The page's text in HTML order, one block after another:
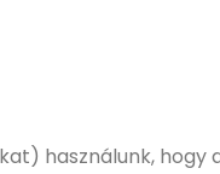
használunk,